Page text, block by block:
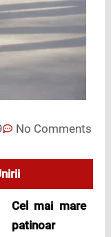
No Comments
Cel mai mare
patinoar